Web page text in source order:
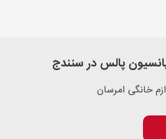
پالس در سنندج
خانگی امرسان